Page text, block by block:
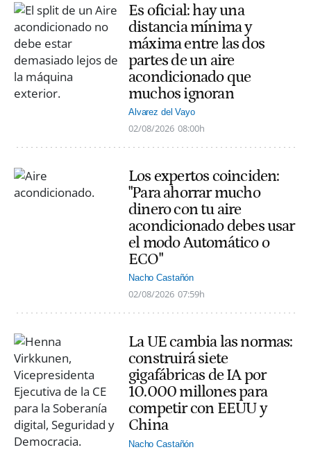
Es oficial: hay una
distancia mínima y
máxima entre las dos
partes de un aire
acondicionado que
muchos ignoran
Alvarez del Vayo
02/08/2026 08:00h
Los expertos coinciden:
"Para ahorrar mucho
dinero con tu aire
acondicionado debes usar
el modo Automático o
ECO"
Nacho Castañón
02/08/2026 07:59h
La UE cambia las normas:
construirá siete
gigafábricas de IA por
10.000 millones para
competir con EEUU y
China
Nacho Castañón